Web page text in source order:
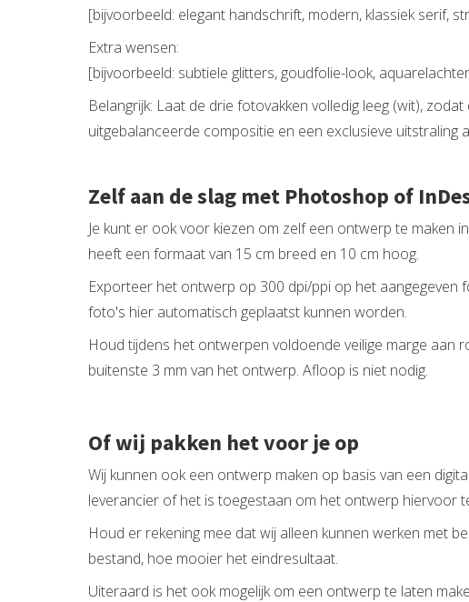
[bijvoorbeeld: elegant handschrift, modern, klassiek serif,
Extra wensen:
[bijvoorbeeld: subtiele glitters, goudfolie-look,
Belangrijk: Laat de drie fotovakken volledig leeg (wit),
uitgebalanceerde compositie en een exclusieve
Zelf aan de slag met Photoshop of
Je kunt er ook voor kiezen om zelf een ontwerp te
heeft een formaat van 15 cm breed en 10 cm hoog.
Exporteer het ontwerp op 300 dpi/ppi op het
foto's hier automatisch geplaatst kunnen worden.
Houd tijdens het ontwerpen voldoende veilige marge aan
buitenste 3 mm van het ontwerp. Afloop is niet nodig.
Of wij pakken het voor je op
Wij kunnen ook een ontwerp maken op basis van een
leverancier of het is toegestaan om het ontwerp hiervoor
Houd er rekening mee dat wij alleen kunnen werken met
bestand, hoe mooier het eindresultaat.
Uiteraard is het ook mogelijk om een ontwerp te laten